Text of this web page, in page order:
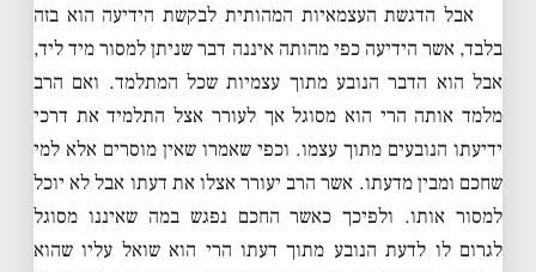
אבל הדגשת העצמאיות המהותית לבקשת הידיעה הוא בזה
בלבד, אשר הידיעה כפי מהותה איננה דבר שניתן למסור מיד ליד,
אבל הוא הדבר הנובע מתוך עצמיות שכל המתלמד. ואם הרב
מלמד אותה הרי הוא מסוגל אך לעורר אצל התלמיד את דרכי
ידיעתו הנובעים מתוך עצמו. וכפי שאמרו שאין מוסרים אלא למי
שחכם ומבין מדעתו. אשר הרב יעורר אצלו את דעתו אבל לא יוכל
למסור אותו. ולפיכך כאשר החכם נפגש במה שאיננו מסוגל
לגרום לו לדעת הנובע מתוך דעתו הרי הוא שואל עליו שהוא